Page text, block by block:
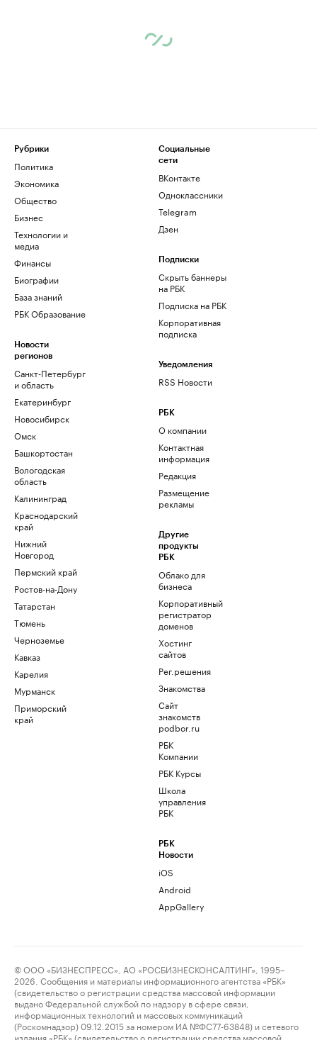
Рубрики
Политика
Экономика
Общество
Бизнес
Технологии и
медиа
Финансы
Биографии
База знаний
РБК Образование
Новости
регионов
Санкт-Петербург
и область
Екатеринбург
Новосибирск
Омск
Башкортостан
Вологодская
область
Калининград
Краснодарский
край
Нижний
Новгород
Пермский край
Ростов-на-Дону
Татарстан
Тюмень
Черноземье
Кавказ
Карелия
Мурманск
Приморский
край
Социальные
сети
ВКонтакте
Одноклассники
Telegram
Дзен
Подписки
Скрыть баннеры
на РБК
Подписка на РБК
Корпоративная
подписка
Уведомления
RSS Новости
РБК
О компании
Контактная
информация
Редакция
Размещение
рекламы
Другие
продукты
РБК
Облако для
бизнеса
Корпоративный
регистратор
доменов
Хостинг
сайтов
Рег.решения
Знакомства
Сайт
знакомств
podbor.ru
РБК
Компании
РБК Курсы
Школа
управления
РБК
РБК
Новости
iOS
Android
AppGallery
© ООО «БИЗНЕСПРЕСС», АО «РОСБИЗНЕСКОНСАЛТИНГ», 1995–
2026. Сообщения и материалы информационного агентства «РБК»
(свидетельство о регистрации средства массовой информации
выдано Федеральной службой по надзору в сфере связи,
информационных технологий и массовых коммуникаций
(Роскомнадзор) 09.12.2015 за номером ИА №ФС77-63848) и сетевого
издания «РБК» (свидетельство о регистрации средства массовой